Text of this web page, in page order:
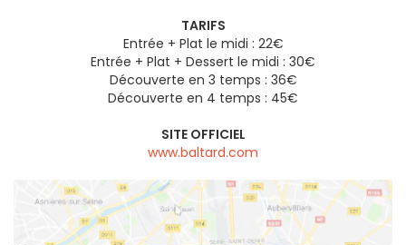
TARIFS
Entrée + Plat le midi : 22€
Entrée + Plat + Dessert le midi : 30€
Découverte en 3 temps : 36€
Découverte en 4 temps : 45€
SITE OFFICIEL
www.baltard.com